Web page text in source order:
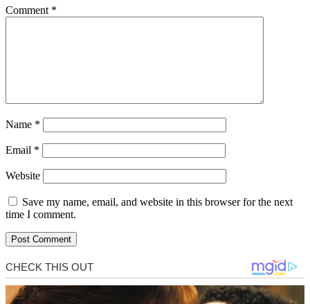
Comment *
Name *
Email *
Website
Save my name, email, and website in this browser for the next
time I comment.